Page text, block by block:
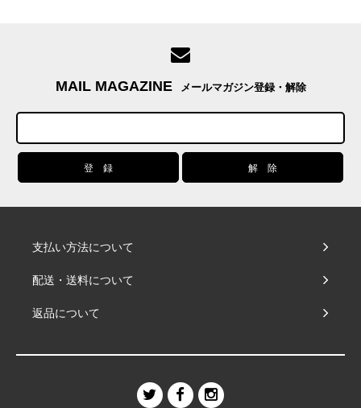
MAIL MAGAZINE メールマガジン登録・解除
支払い方法について
配送・送料について
返品について